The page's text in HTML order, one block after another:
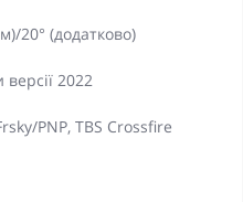
20° (додатково)
2022
PNP, TBS Crossfire